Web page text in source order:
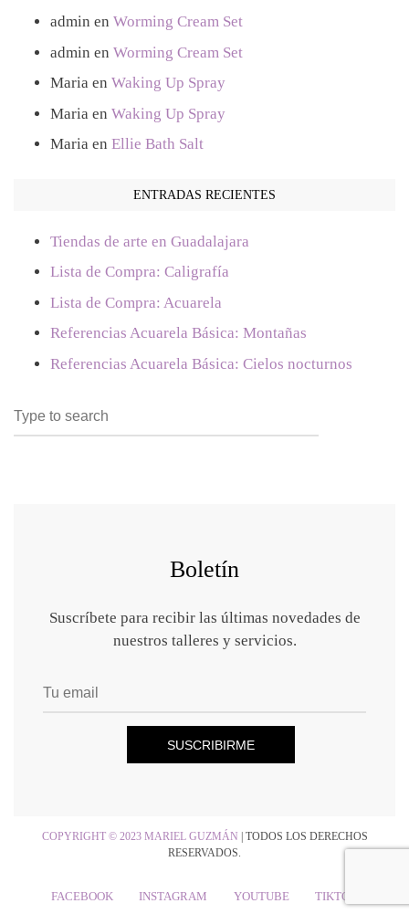
admin en Worming Cream Set
admin en Worming Cream Set
Maria en Waking Up Spray
Maria en Waking Up Spray
Maria en Ellie Bath Salt
ENTRADAS RECIENTES
Tiendas de arte en Guadalajara
Lista de Compra: Caligrafía
Lista de Compra: Acuarela
Referencias Acuarela Básica: Montañas
Referencias Acuarela Básica: Cielos nocturnos
Search
for:
Boletín
Suscríbete para recibir las últimas novedades de
nuestros talleres y servicios.
COPYRIGHT © 2023 MARIEL GUZMÁN | TODOS LOS DERECHOS
RESERVADOS.
FACEBOOK INSTAGRAM YOUTUBE TIKTOK